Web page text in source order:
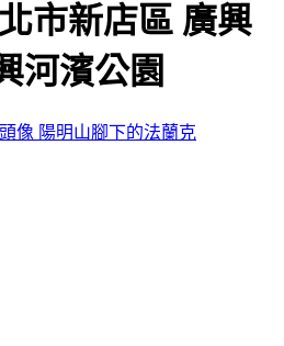
市新店區 廣興
河濱公園
陽明山腳下的法蘭克